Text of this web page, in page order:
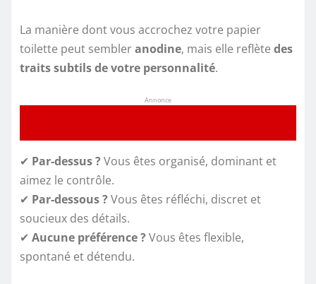
La manière dont vous accrochez votre papier
toilette peut sembleranodine, mais elle reflète des
traits subtils de votre personnalité.
Annonce
✔ Par-dessus ? Vous êtes organisé, dominant et
aimez le contrôle.
✔ Par-dessous ? Vous êtes réfléchi, discret et
soucieux des détails.
✔ Aucune préférence ? Vous êtes flexible,
spontané et détendu.